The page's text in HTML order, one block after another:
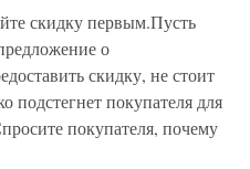
скидку первым.Пусть
о
скидку, не стоит
подстегнет покупателя для
покупателя, почему